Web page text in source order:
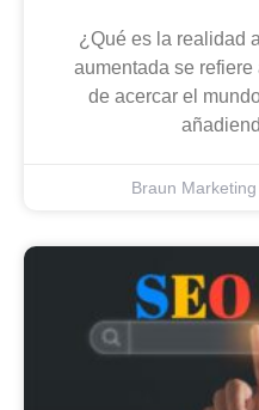
¿Qué es la realidad
aumentada se
de acercar el
Braun Marketing